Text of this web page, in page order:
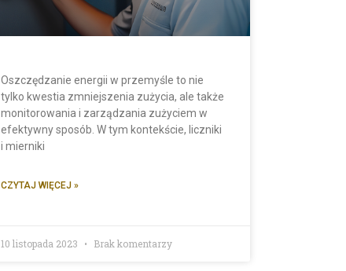
Oszczędzanie energii w przemyśle to nie
tylko kwestia zmniejszenia zużycia, ale także
monitorowania i zarządzania zużyciem w
efektywny sposób. W tym kontekście, liczniki
i mierniki
CZYTAJ WIĘCEJ »
10 listopada 2023 Brak komentarzy